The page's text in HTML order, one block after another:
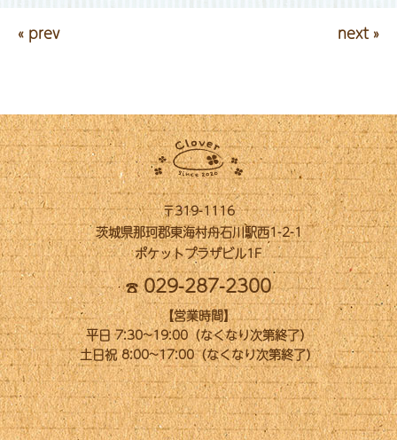
« prev next »
〒319-1116
茨城県那珂郡東海村舟石川駅西1-2-1
ポケットプラザビル1F
029-287-2300
【営業時間】
平日 7:30~19:00（なくなり次第終了）
土日祝 8:00~17:00（なくなり次第終了）